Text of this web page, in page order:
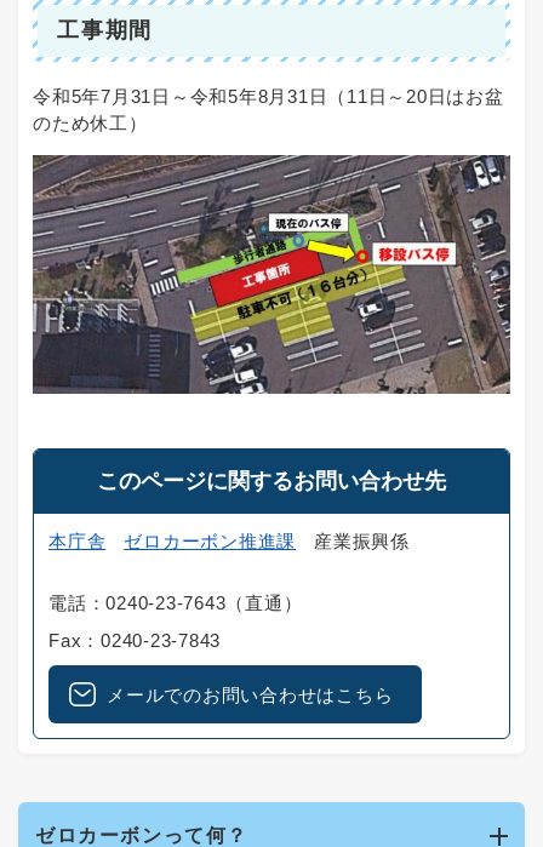
工事期間
令和5年7月31日～令和5年8月31日（11日～20日はお盆
のため休工）
このページに関するお問い合わせ先
本庁舎 ゼロカーボン推進課 産業振興係
電話：0240-23-7643（直通）
Fax：0240-23-7843
メールでのお問い合わせはこちら
ゼロカーボンって何？